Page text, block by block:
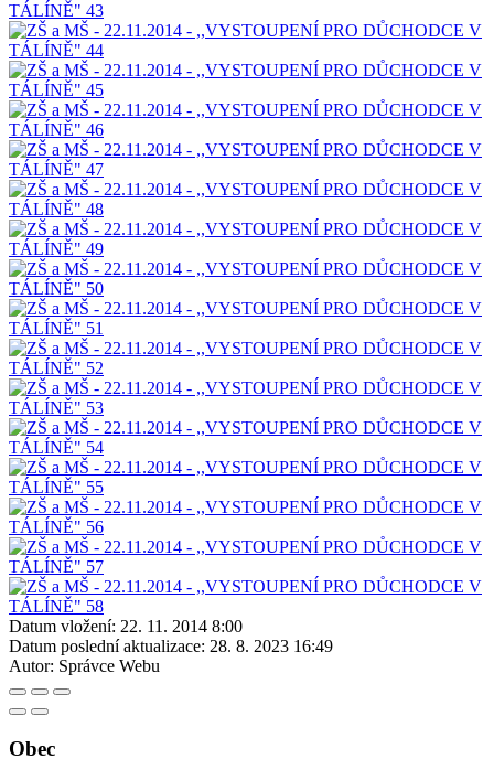
Datum vložení: 22. 11. 2014 8:00
Datum poslední aktualizace: 28. 8. 2023 16:49
Autor: Správce Webu
Obec